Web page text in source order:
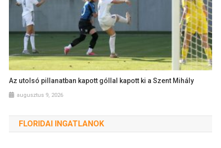
Az utolsó pillanatban kapott góllal kapott ki a Szent Mihály
augusztus 9, 2026
FLORIDAI INGATLANOK